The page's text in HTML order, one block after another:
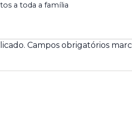
a toda a família
Campos obrigatórios